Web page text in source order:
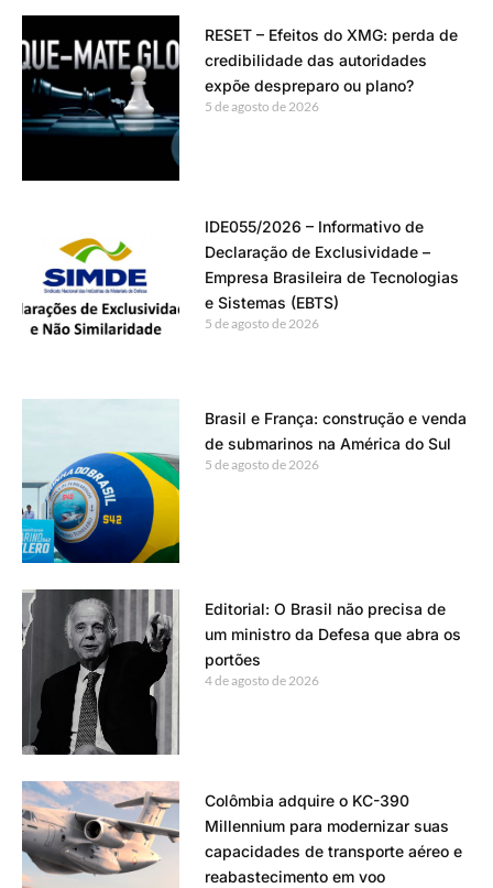
RESET – Efeitos do XMG: perda de
credibilidade das autoridades
expõe despreparo ou plano?
5 de agosto de 2026
IDE055/2026 – Informativo de
Declaração de Exclusividade –
Empresa Brasileira de Tecnologias
e Sistemas (EBTS)
5 de agosto de 2026
Brasil e França: construção e venda
de submarinos na América do Sul
5 de agosto de 2026
Editorial: O Brasil não precisa de
um ministro da Defesa que abra os
portões
4 de agosto de 2026
Colômbia adquire o KC-390
Millennium para modernizar suas
capacidades de transporte aéreo e
reabastecimento em voo